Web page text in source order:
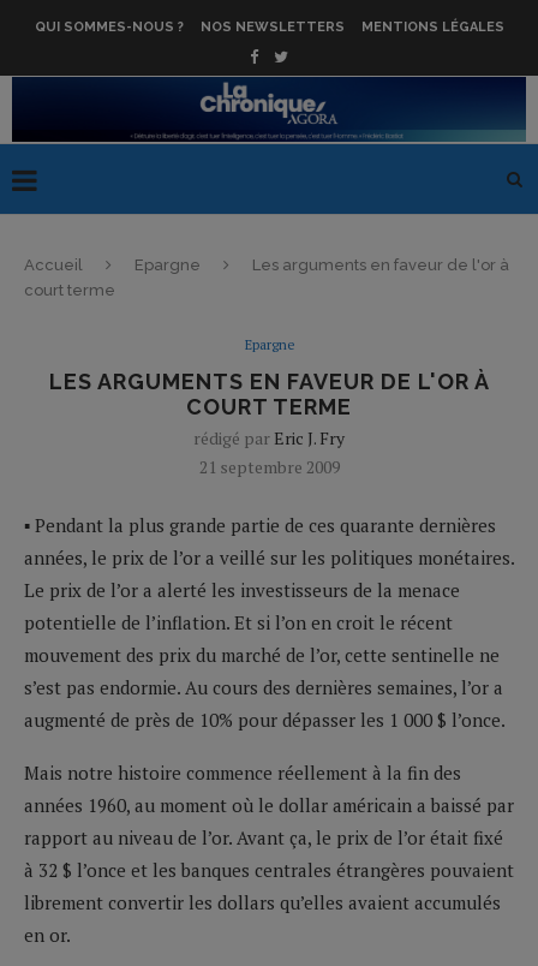
QUI SOMMES-NOUS ? NOS NEWSLETTERS MENTIONS LÉGALES
Accueil Epargne
Les arguments en faveur de l'or à
court terme
Epargne
LES ARGUMENTS EN FAVEUR DE L'OR À
COURT TERME
rédigé par Eric J. Fry
21 septembre 2009
▪ Pendant la plus grande partie de ces quarante dernières
années, le prix de l’or a veillé sur les politiques monétaires.
Le prix de l’or a alerté les investisseurs de la menace
potentielle de l’inflation. Et si l’on en croit le récent
mouvement des prix du marché de l’or, cette sentinelle ne
s’est pas endormie. Au cours des dernières semaines, l’or a
augmenté de près de 10% pour dépasser les 1 000 $ l’once.
Mais notre histoire commence réellement à la fin des
années 1960, au moment où le dollar américain a baissé par
rapport au niveau de l’or. Avant ça, le prix de l’or était fixé
à 32 $ l’once et les banques centrales étrangères pouvaient
librement convertir les dollars qu’elles avaient accumulés
en or.